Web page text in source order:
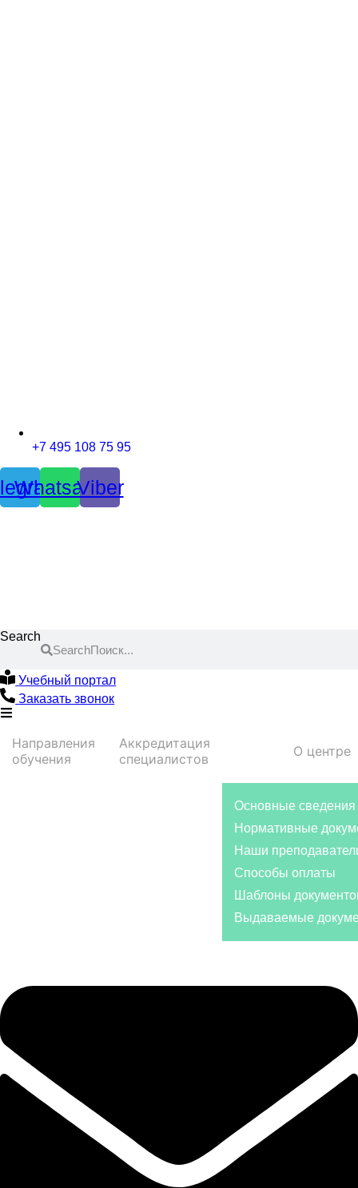
+7 495 108 75 95
Whatsapp
Viber
Search
Search
Учебный портал
Заказать звонок
Направления
обучения
Аккредитация
специалистов
О центре
Основные сведения
Нормативные
Наши
Способы оплаты
Шаблоны
Выдаваемые